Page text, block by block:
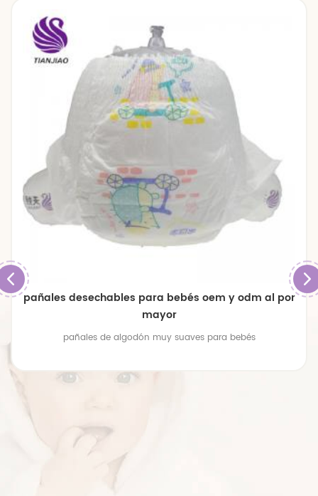
pañales desechables para bebés oem y odm al por
mayor
pañales de algodón muy suaves para bebés